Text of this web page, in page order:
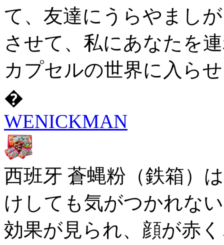
て、友達にうらやまし
させて、私にあなたを
カプセルの世界に入ら
�
WENICKMAN
西班牙 蒼蝿粉（鉄箱）
けしても気がつかれな
効果が見られ、顔が赤